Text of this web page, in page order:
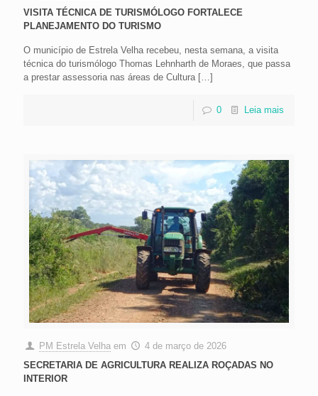
VISITA TÉCNICA DE TURISMÓLOGO FORTALECE
PLANEJAMENTO DO TURISMO
O município de Estrela Velha recebeu, nesta semana, a visita
técnica do turismólogo Thomas Lehnharth de Moraes, que passa
a prestar assessoria nas áreas de Cultura[…]
0 Leia mais
PM Estrela Velha em
4 de março de 2026
SECRETARIA DE AGRICULTURA REALIZA ROÇADAS NO
INTERIOR